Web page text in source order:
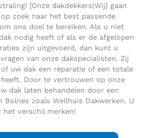
[Onze dakdekkers|Wij} gaan
zoek naar het best passende
ons doel te bereiken. Als u niet
nodig heeft of als er de afgelopen
zijn uitgevoerd, dan kunt u
van onze dakspecialisten. Zij
uw dak een reparatie of een totale
Door te vertrouwen op onze
dak laten behandelen door een
Bolnes zoals Wellhuis Dakwerken. U
het verschil merken!